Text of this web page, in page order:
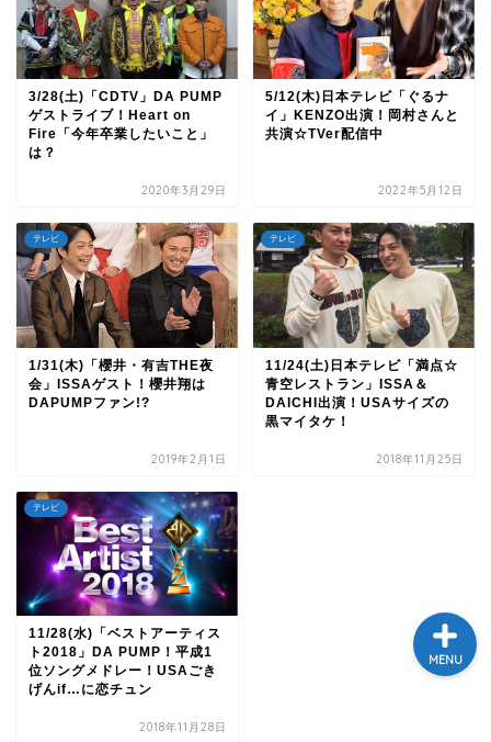
3/28(土)「CDTV」DA PUMP
ゲストライブ！Heart on
Fire「今年卒業したいこと」
は？
2020年3月29日
5/12(木)日本テレビ「ぐるナ
イ」KENZO出演！岡村さんと
共演☆TVer配信中
2022年5月12日
テレビ
1/31(木)「櫻井・有吉THE夜
会」ISSAゲスト！櫻井翔は
DAPUMPファン!?
2019年2月1日
テレビ
11/24(土)日本テレビ「満点☆
青空レストラン」ISSA＆
DAICHI出演！USAサイズの
黒マイタケ！
2018年11月25日
テレビ
11/28(水)「ベストアーティス
ト2018」DA PUMP！平成1
位ソングメドレー！USAごき
げんif…に恋チュン
2018年11月28日
MENU
TOP
テレビ
ラジオ
メゾン・ド・ミュージック
～DA PUMP YORIの晴れ
ばれラジオ～
ライブ・イベント